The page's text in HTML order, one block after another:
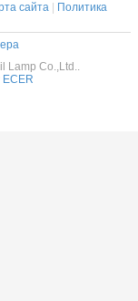
сайта|
Политика
Lamp Co.,Ltd..
ECER